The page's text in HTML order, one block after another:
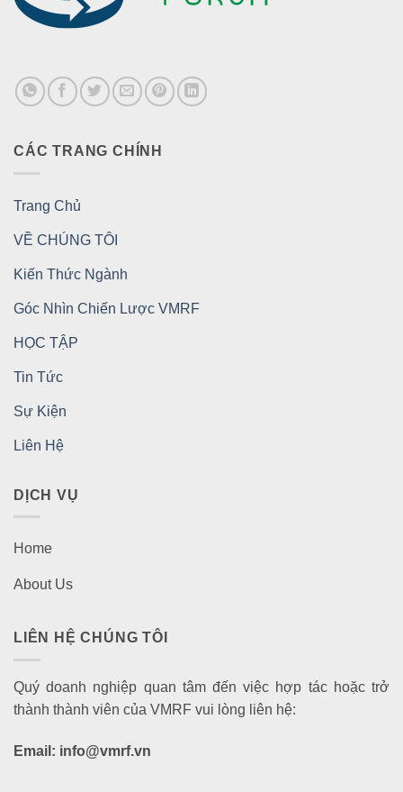
CÁC TRANG CHÍNH
Trang Chủ
VỀ CHÚNG TÔI
Kiến Thức Ngành
Góc Nhìn Chiến Lược VMRF
HỌC TẬP
Tin Tức
Sự Kiện
Liên Hệ
DỊCH VỤ
Home
About Us
LIÊN HỆ CHÚNG TÔI
Quý doanh nghiệp quan tâm đến việc hợp tác hoặc trở
thành thành viên của VMRF vui lòng liên hệ:
Email: info@vmrf.vn